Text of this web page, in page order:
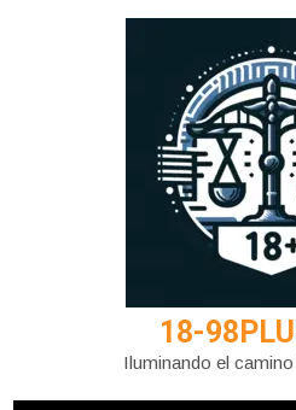
18-
Iluminando el